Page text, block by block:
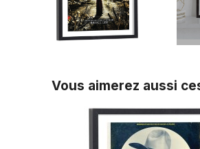
Vous aimerez aussi